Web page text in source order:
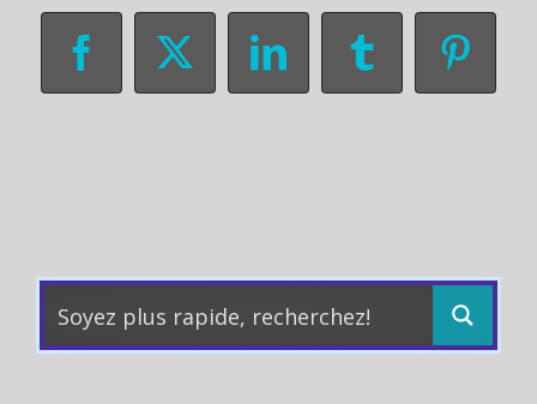
Facebook
X LinkedInTumblr